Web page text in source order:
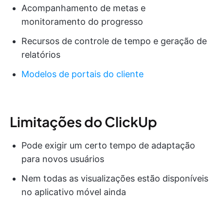
Acompanhamento de metas e
monitoramento do progresso
Recursos de controle de tempo e geração de
relatórios
Modelos de portais do cliente
Limitações do ClickUp
Pode exigir um certo tempo de adaptação
para novos usuários
Nem todas as visualizações estão disponíveis
no aplicativo móvel ainda